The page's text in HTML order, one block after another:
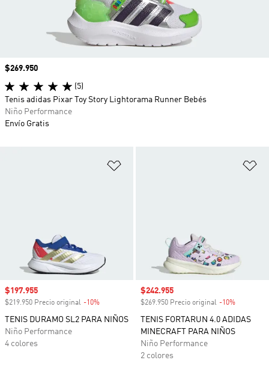
Precio de venta
$197.955
$219.950 Precio original -10%
TENIS DURAMO SL2 PARA NIÑOS
Niño Performance
4 colores
Precio de venta
$242.955
$269.950 Precio original -10%
TENIS FORTARUN 4.0 ADIDAS
MINECRAFT PARA NIÑOS
Niño Performance
2 colores
Precio
$269.950
(5)
Tenis adidas Pixar Toy Story Lightorama Runner Bebés
Niño Performance
Envío Gratis